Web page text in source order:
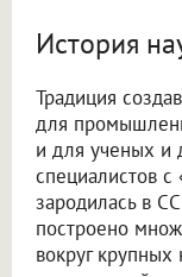
История
Традиция
для
и для ученых и
специалистов
зародилась в
построено
вокруг